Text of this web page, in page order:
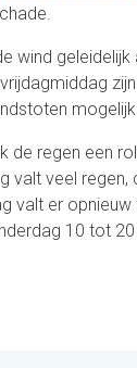
wind geleidelijk
de regen een
valt veel regen,
valt er
10 tot